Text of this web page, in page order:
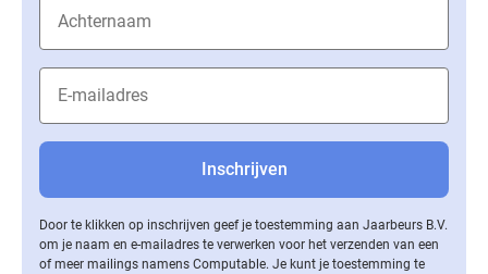
Door te klikken op inschrijven geef je toestemming aan Jaarbeurs B.V.
om je naam en e-mailadres te verwerken voor het verzenden van een
of meer mailings namens Computable. Je kunt je toestemming te